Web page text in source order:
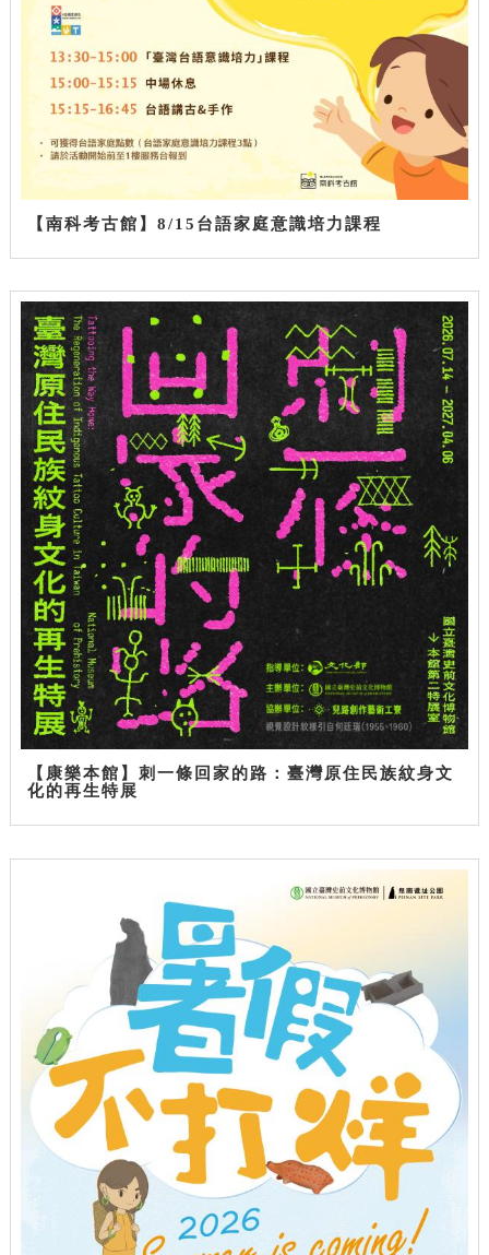
【南科考古館】8/15台語家庭意識培力課程
【康樂本館】刺一條回家的路：臺灣原住民族紋身文
化的再生特展